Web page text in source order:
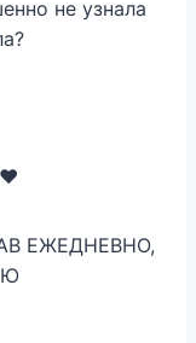
не узнала
ЕЖЕДНЕВНО,